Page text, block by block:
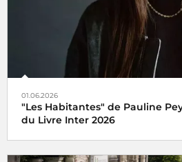
01.06.2026
"Les Habitantes" de Pauline
du Livre Inter 2026